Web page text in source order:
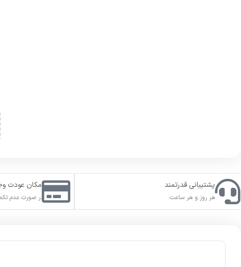
پشتیبانی قدرتمند
هر روز و هر ساعت
امکان عودت
در صورت عدم